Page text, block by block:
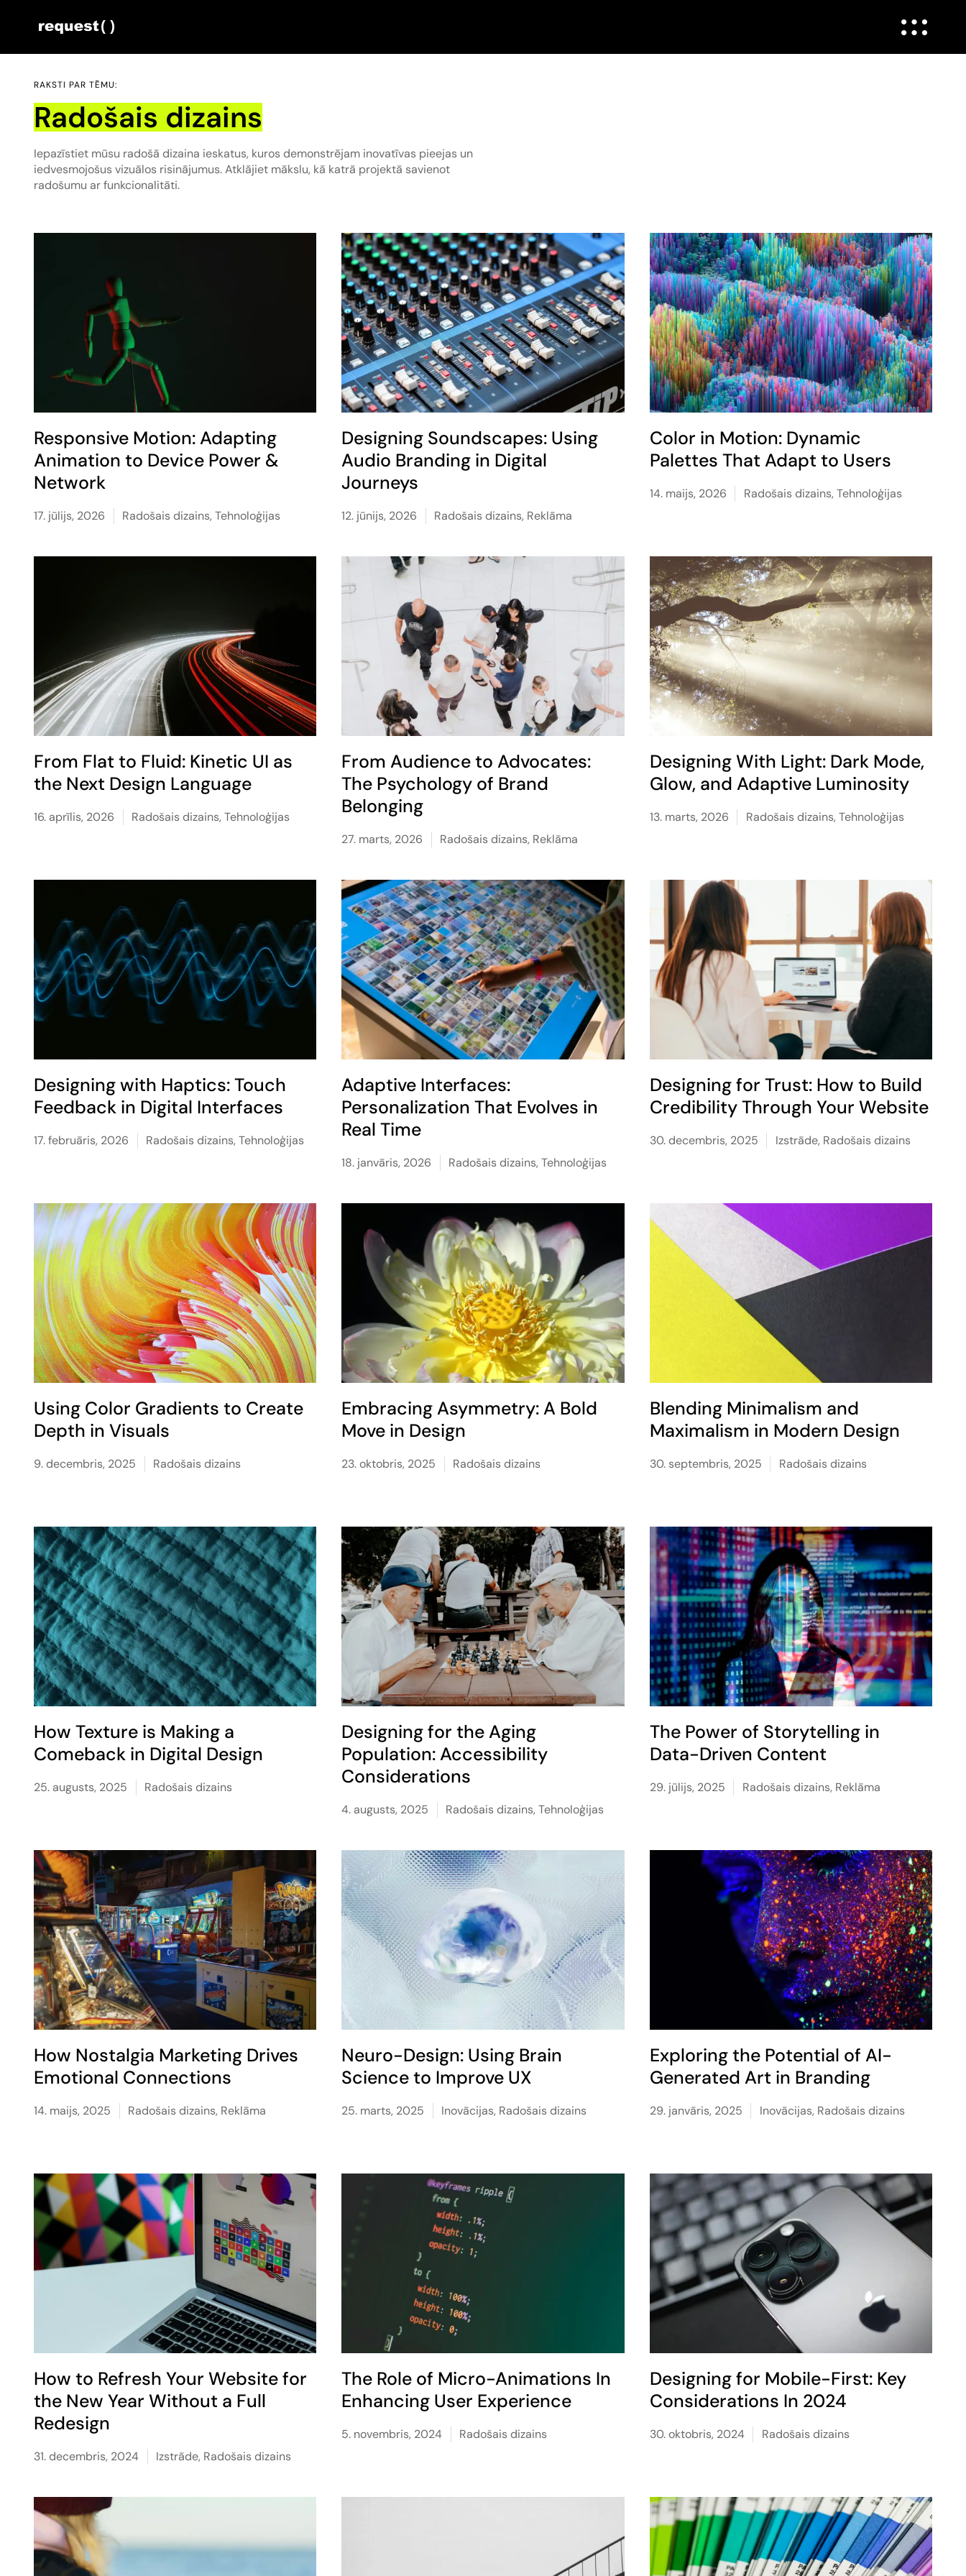
RAKSTI PAR TĒMU:
Radošais dizains
Iepazīstiet mūsu radošā dizaina ieskatus, kuros demonstrējam inovatīvas pieejas un
iedvesmojošus vizuālos risinājumus. Atklājiet mākslu, kā katrā projektā savienot
radošumu ar funkcionalitāti.
Responsive Motion: Adapting
Animation to Device Power &
Network
17. jūlijs, 2026 Radošais dizains,Tehnoloģijas
Designing Soundscapes: Using
Audio Branding in Digital
Journeys
12. jūnijs, 2026 Radošais dizains, Reklāma
Color in Motion: Dynamic
Palettes That Adapt to Users
14. maijs, 2026 Radošais dizains, Tehnoloģijas
From Flat to Fluid: Kinetic UI as
the Next Design Language
16. aprīlis, 2026 Radošais dizains,Tehnoloģijas
From Audience to Advocates:
The Psychology of Brand
Belonging
27. marts, 2026 Radošais dizains, Reklāma
Designing With Light: Dark Mode,
Glow, and Adaptive Luminosity
13. marts, 2026 Radošais dizains, Tehnoloģijas
Designing with Haptics: Touch
Feedback in Digital Interfaces
17. februāris, 2026 Radošais dizains,Tehnoloģijas
Adaptive Interfaces:
Personalization That Evolves in
Real Time
18. janvāris, 2026 Radošais dizains,Tehnoloģijas
Designing for Trust: How to Build
Credibility Through Your Website
30. decembris, 2025 Izstrāde, Radošais dizains
Using Color Gradients to Create
Depth in Visuals
9. decembris, 2025 Radošais dizains
Embracing Asymmetry: A Bold
Move in Design
23. oktobris, 2025 Radošais dizains
Blending Minimalism and
Maximalism in Modern Design
30. septembris, 2025 Radošais dizains
How Texture is Making a
Comeback in Digital Design
25. augusts, 2025 Radošais dizains
Designing for the Aging
Population: Accessibility
Considerations
4. augusts, 2025 Radošais dizains,Tehnoloģijas
The Power of Storytelling in
Data-Driven Content
29. jūlijs, 2025 Radošais dizains, Reklāma
How Nostalgia Marketing Drives
Emotional Connections
14. maijs, 2025 Radošais dizains, Reklāma
Neuro-Design: Using Brain
Science to Improve UX
25. marts, 2025 Inovācijas, Radošais dizains
Exploring the Potential of AI-
Generated Art in Branding
29. janvāris, 2025 Inovācijas, Radošais dizains
How to Refresh Your Website for
the New Year Without a Full
Redesign
31. decembris, 2024 Izstrāde, Radošais dizains
The Role of Micro-Animations In
Enhancing User Experience
5. novembris, 2024 Radošais dizains
Designing for Mobile-First: Key
Considerations In 2024
30. oktobris, 2024 Radošais dizains